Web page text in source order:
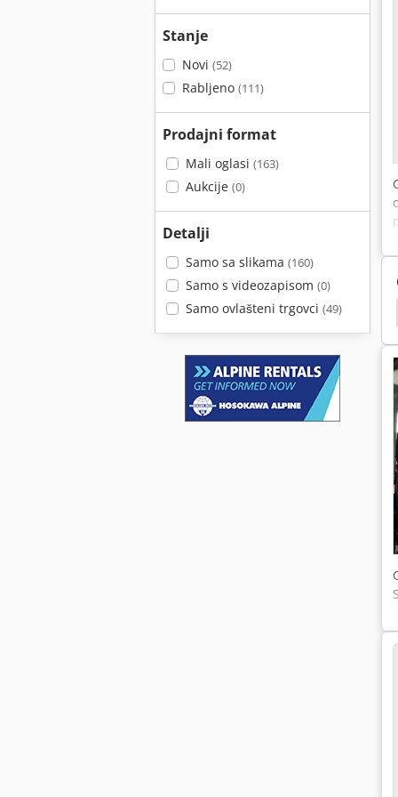
Stanje
Novi (52)
Rabljeno (111)
Prodajni format
Mali oglasi (163)
Aukcije (0)
Detalji
Samo sa slikama (160)
Samo s videozapisom (0)
Samo ovlašteni trgovci (49)
Ksb Amarex Lowara